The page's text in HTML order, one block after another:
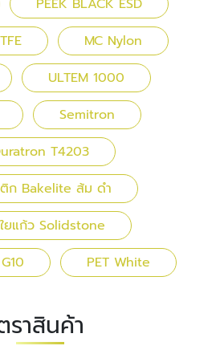
PEEK BLACK ESD
MC Nylon
ULTEM 1000
Semitron
T4203
ก Bakelite ส้ม ดำ
ยแก้ว Solidstone
PET White
ราสินค้า